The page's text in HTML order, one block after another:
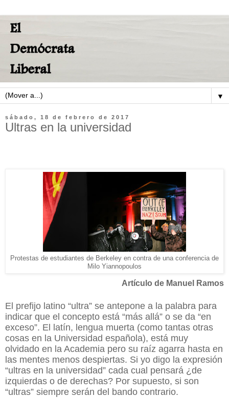
▼
sábado, 18 de febrero de 2017
Ultras en la universidad
Protestas de estudiantes de Berkeley en contra de una conferencia de
Milo Yiannopoulos
Artículo de Manuel Ramos
El prefijo latino “ultra” se antepone a la palabra para
indicar que el concepto está “más allá” o se da “en
exceso”. El latín, lengua muerta (como tantas otras
cosas en la Universidad española), está muy
olvidado en la Academia pero su raíz agarra hasta en
las mentes menos despiertas. Si yo digo la expresión
“ultras en la universidad” cada cual pensará ¿de
izquierdas o de derechas? Por supuesto, si son
“ultras” siempre serán del bando contrario.